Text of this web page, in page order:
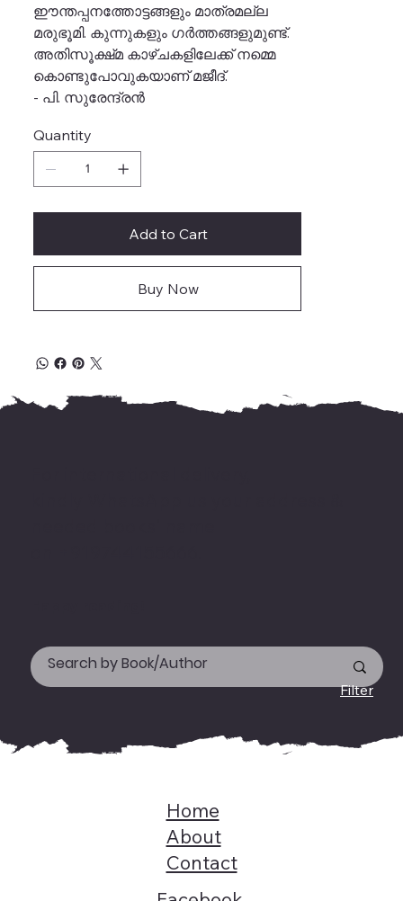
ഈന്തപ്പനത്തോട്ടങ്ങളും മാത്രമല്ല
മരുഭൂമി. കുന്നുകളും ഗർത്തങ്ങളുമുണ്ട്.
അതിസൂക്ഷ്‌മ കാഴ്‌ചകളിലേക്ക് നമ്മെ
കൊണ്ടുപോവുകയാണ് മജീദ്.
- പി. സുരേന്ദ്രൻ
Quantity
Add to Cart
Buy Now
Filter
Home
About
Contact